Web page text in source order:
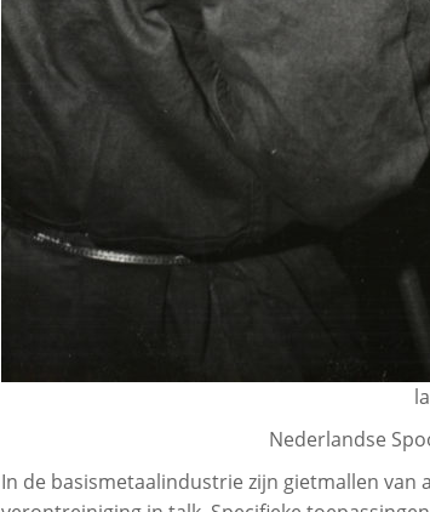
Nederlandse
In de basismetaalindustrie zijn gietmallen van